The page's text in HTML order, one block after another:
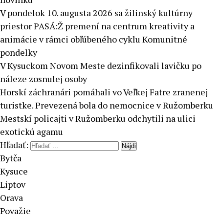
V pondelok 10. augusta 2026 sa žilinský kultúrny
priestor PASÁ:Ž premení na centrum kreativity a
animácie v rámci obľúbeného cyklu Komunitné
pondelky
V Kysuckom Novom Meste dezinfikovali lavičku po
náleze zosnulej osoby
Horskí záchranári pomáhali vo Veľkej Fatre zranenej
turistke. Prevezená bola do nemocnice v Ružomberku
Mestskí policajti v Ružomberku odchytili na ulici
exotickú agamu
Hľadať:
Bytča
Kysuce
Liptov
Orava
Považie